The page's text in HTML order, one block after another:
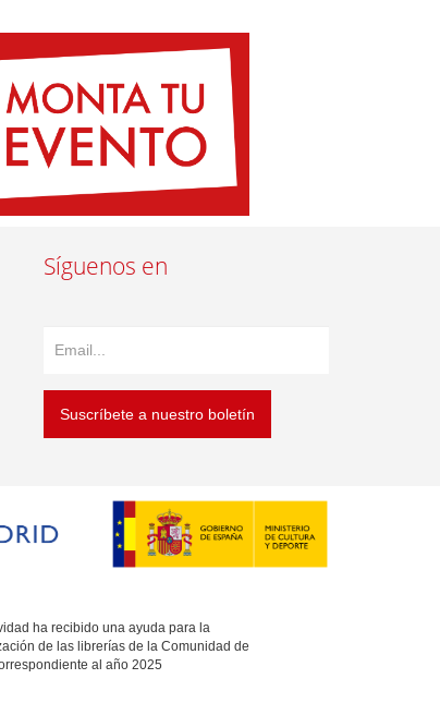
Síguenos en
Suscríbete a nuestro boletín
ha recibido una ayuda para la
de las librerías de la Comunidad de
al año 2025